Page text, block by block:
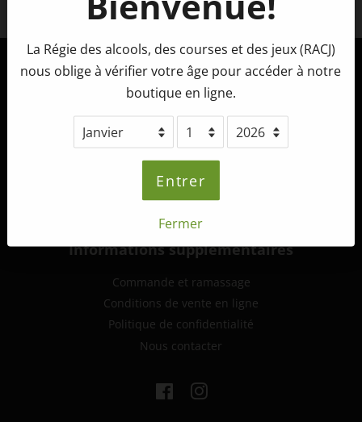
Facebook
Tête d'Allumette Microbrasserie
265, route 132 ouest,
St-André-de-Kamouraska (Québec)
Informations supplémentaires
Commande et ramassage
Conditions de vente en ligne
Politique de confidentialité
Nous contacter
Facebook
La Régie des alcools, des courses et des jeux (RACJ)
nous oblige à vérifier votre âge pour accéder à notre
boutique en ligne.
Entrer
Fermer